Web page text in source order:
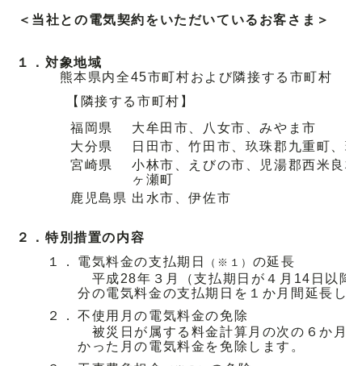
＜当社との電気契約をいただいているお客さま＞
１． 対象地域
熊本県内全45市町村および隣接する市町村
【隣接する市町村】
福岡県
大牟田市、八女市、みやま市
大分県
日田市、竹田市、玖珠郡九重町、
宮崎県
小林市、えびの市、児湯郡西米良
ヶ瀬町
鹿児島県 出水市、伊佐市
２． 特別措置の内容
１．
電気料金の支払期日 （※１） の延長
平成28年３月（支払期日が４月14日以降
分の電気料金の支払期日を１か月間延長し
２．
不使用月の電気料金の免除
被災日が属する料金計算月の次の６か月
かった月の電気料金を免除します。